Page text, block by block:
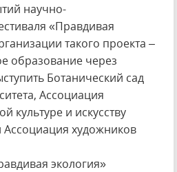
научно-
«Правдивая
такого проекта –
образование через
Ботанический сад
Ассоциация
культуре и искусству
художников
экология»